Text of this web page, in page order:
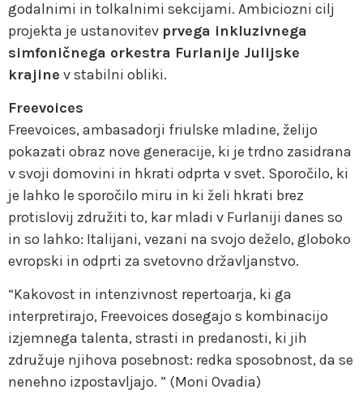
godalnimi in tolkalnimi sekcijami. Ambiciozni cilj
projekta je ustanovitev prvega inkluzivnega
simfoničnega orkestra Furlanije Julijske
krajine v stabilni obliki.
Freevoices
Freevoices, ambasadorji friulske mladine, želijo
pokazati obraz nove generacije, ki je trdno zasidrana
v svoji domovini in hkrati odprta v svet. Sporočilo, ki
je lahko le sporočilo miru in ki želi hkrati brez
protislovij združiti to, kar mladi v Furlaniji danes so
in so lahko: Italijani, vezani na svojo deželo, globoko
evropski in odprti za svetovno državljanstvo.
“Kakovost in intenzivnost repertoarja, ki ga
interpretirajo, Freevoices dosegajo s kombinacijo
izjemnega talenta, strasti in predanosti, ki jih
združuje njihova posebnost: redka sposobnost, da se
nenehno izpostavljajo. ” (Moni Ovadia)